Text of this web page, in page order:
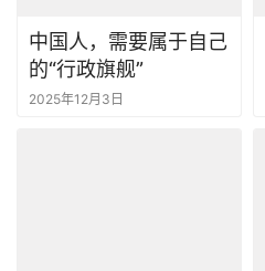
中国人，需要属于自己
的“行政旗舰”
2025年12月3日